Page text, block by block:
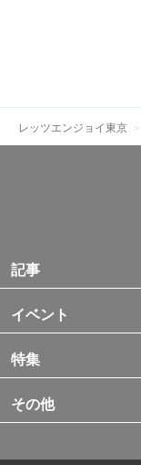
レッツエンジョイ東京
記事
イベント
特集
その他